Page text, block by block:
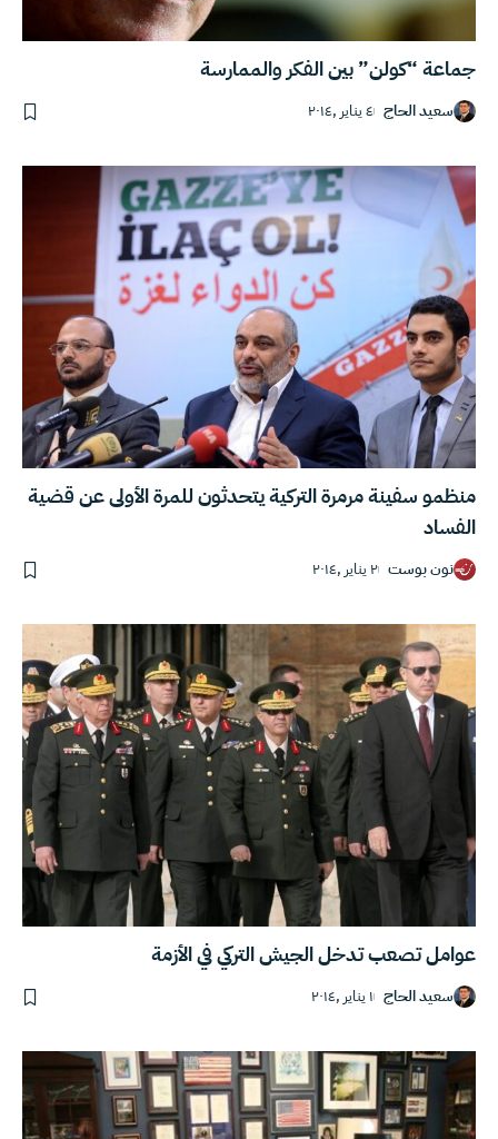
جماعة “كولن” بين الفكر والممارسة
سعيد الحاج ٤ يناير ,٢٠١٤
منظمو سفينة مرمرة التركية يتحدثون للمرة الأولى عن قضية
الفساد
نون بوست ٢ يناير ,٢٠١٤
عوامل تصعب تدخل الجيش التركي في الأزمة
سعيد الحاج ١ يناير ,٢٠١٤